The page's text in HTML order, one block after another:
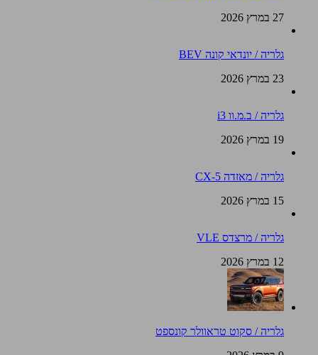
27 במרץ 2026
גלריה / יונדאי קונה BEV
23 במרץ 2026
גלריה / ב.מ.וו i3
19 במרץ 2026
גלריה / מאזדה CX-5
15 במרץ 2026
גלריה / מרצדס VLE
12 במרץ 2026
גלריה / סקוט טראוולר קונספט